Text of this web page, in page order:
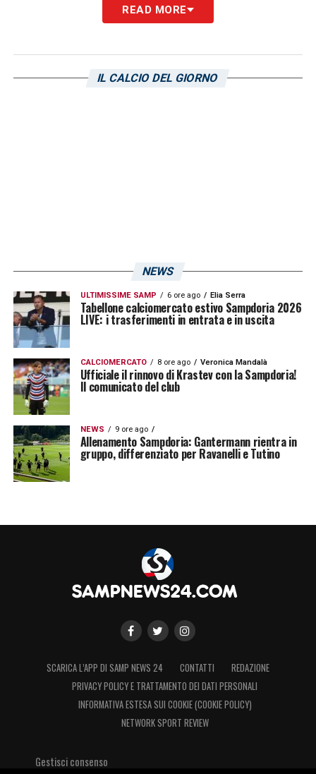
città è fantastica e i tifosi sono calorosi ma
dipende da me. Sampdoria e Verona si
devono parlare. Per me restare sarebbe
READ MORE
IL CALCIO DEL GIORNO
NEWS
ULTIMISSIME SAMP 6 ore ago Elia Serra
Tabellone calciomercato estivo Sampdoria 2026
LIVE: i trasferimenti in entrata e in uscita
CALCIOMERCATO 8 ore ago Veronica Mandalà
Ufficiale il rinnovo di Krastev con la Sampdoria!
Il comunicato del club
NEWS 9 ore ago
Allenamento Sampdoria: Gantermann rientra in
gruppo, differenziato per Ravanelli e Tutino
SCARICA L’APP DI SAMP NEWS 24 CONTATTI
REDAZIONE
PRIVACY POLICY E TRATTAMENTO DEI DATI PERSONALI
INFORMATIVA ESTESA SUI COOKIE (COOKIE POLICY)
NETWORK SPORT REVIEW
Gestisci consenso